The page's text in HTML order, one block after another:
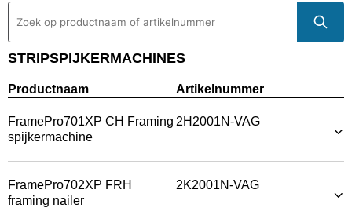
Brandschroefmachines
Vlechtmachines
STRIPSPIJKERMACHINES
Productnaam Artikelnummer
FramePro701XP CH Framing
spijkermachine
2H2001N-VAG
FramePro702XP FRH
framing nailer
2K2001N-VAG